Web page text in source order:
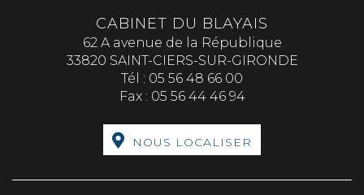
CABINET DU BLAYAIS
62 A avenue de la République
33820 SAINT-CIERS-SUR-GIRONDE
Tél : 05 56 48 66 00
Fax : 05 56 44 46 94
NOUS LOCALISER